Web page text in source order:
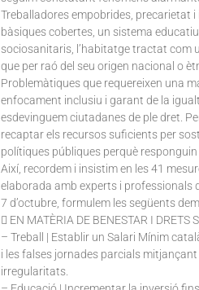
Treballadores empobrides, precarietat
bàsiques cobertes, un sistema
sociosanitaris, l’habitatge tractat com
que per raó del seu origen nacional o
Problemàtiques que requereixen una
enfocament inclusiu i garant de la
esdevinguem ciutadanes de ple dret.
recaptar els recursos suficients per
polítiques públiques perquè
Així, recordem i insistim en les 41
elaborada amb experts i professionals
7 d’octubre, formulem les següents
 EN MATÈRIA DE BENESTAR I DRETS
– Treball | Establir un Salari Mínim
i les falses jornades parcials
irregularitats.